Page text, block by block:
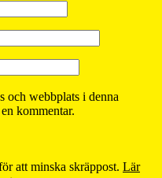
och webbplats i denna
kommentar.
att minska skräppost. Lär